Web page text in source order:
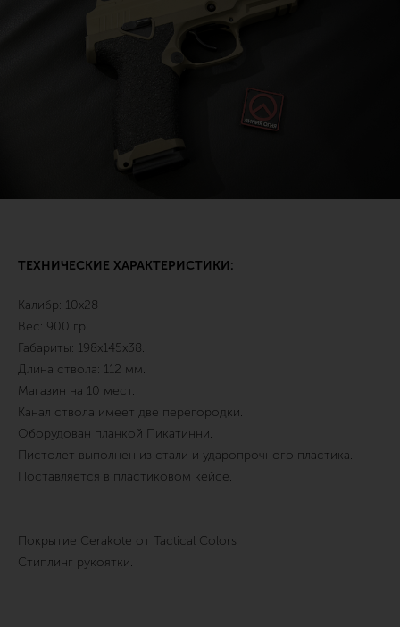
ТЕХНИЧЕСКИЕ ХАРАКТЕРИСТИКИ:
Калибр: 10х28
Вес: 900 гр.
Габариты: 198х145х38.
Длина ствола: 112 мм.
Магазин на 10 мест.
Канал ствола имеет две перегородки.
Оборудован планкой Пикатинни.
Пистолет выполнен из стали и ударопрочного пластика.
Поставляется в пластиковом кейсе.
Покрытие Cerakote от Tactical Colors
Стиплинг рукоятки.